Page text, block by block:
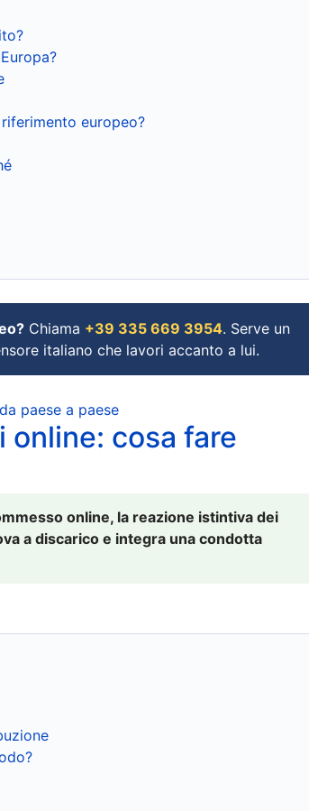
europeo?
Chiama +39 335 669 3954. Serve un
italiano che lavori accanto a lui.
paese a paese
online: cosa fare
online, la reazione istintiva dei
a discarico e integra una condotta